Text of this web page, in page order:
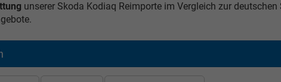
unserer Skoda Kodiaq Reimporte im Vergleich zur